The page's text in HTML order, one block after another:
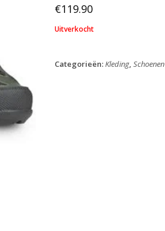
€119.90
Uitverkocht
Categorieën:Kleding,Schoenen